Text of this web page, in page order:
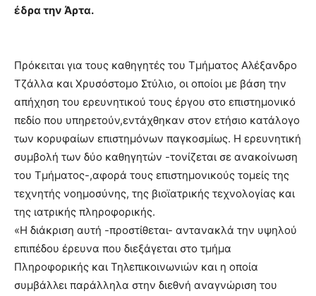
έδρα την Άρτα.
Πρόκειται για τους καθηγητές του Τμήματος Αλέξανδρο
Τζάλλα και Χρυσόστομο Στύλιο, οι οποίοι με βάση την
απήχηση του ερευνητικού τους έργου στο επιστημονικό
πεδίο που υπηρετούν,εντάχθηκαν στον ετήσιο κατάλογο
των κορυφαίων επιστημόνων παγκοσμίως. Η ερευνητική
συμβολή των δύο καθηγητών -τονίζεται σε ανακοίνωση
του Τμήματος-,αφορά τους επιστημονικούς τομείς της
τεχνητής νοημοσύνης, της βιοϊατρικής τεχνολογίας και
της ιατρικής πληροφορικής.
«Η διάκριση αυτή -προστίθεται- αντανακλά την υψηλού
επιπέδου έρευνα που διεξάγεται στο τμήμα
Πληροφορικής και Τηλεπικοινωνιών και η οποία
συμβάλλει παράλληλα στην διεθνή αναγνώριση του